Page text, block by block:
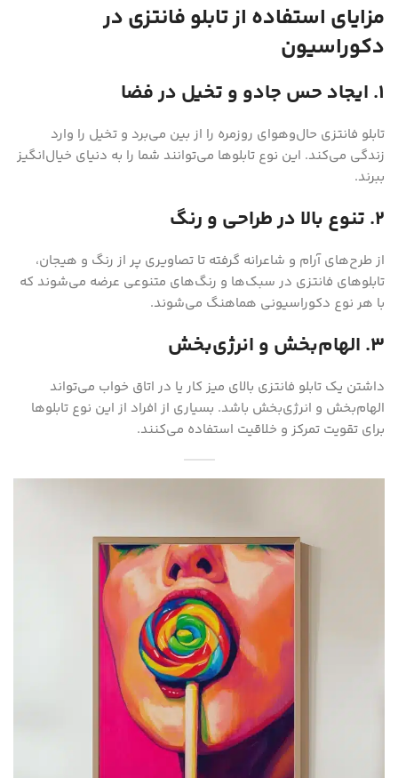
مزایای استفاده از تابلو فانتزی در
دکوراسیون
۱. ایجاد حس جادو و تخیل در فضا
تابلو فانتزی حال‌وهوای روزمره را از بین می‌برد و تخیل را وارد
زندگی می‌کند. این نوع تابلوها می‌توانند شما را به دنیای خیال‌انگیز
ببرند.
۲. تنوع بالا در طراحی و رنگ
از طرح‌های آرام و شاعرانه گرفته تا تصاویری پر از رنگ و هیجان،
تابلوهای فانتزی در سبک‌ها و رنگ‌های متنوعی عرضه می‌شوند که
با هر نوع دکوراسیونی هماهنگ می‌شوند.
۳. الهام‌بخش و انرژی‌بخش
داشتن یک تابلو فانتزی بالای میز کار یا در اتاق خواب می‌تواند
الهام‌بخش و انرژی‌بخش باشد. بسیاری از افراد از این نوع تابلوها
برای تقویت تمرکز و خلاقیت استفاده می‌کنند.